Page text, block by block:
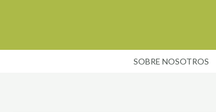
SOBRE NOSOTROS